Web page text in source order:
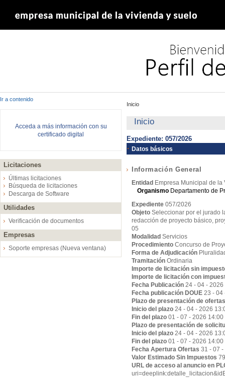
Ir a contenido
Acceda a más información con su
certificado digital
Licitaciones
Últimas licitaciones
Búsqueda de licitaciones
Descarga de Software
Utilidades
Verificación de documentos
Empresas
Soporte empresas (Nueva ventana)
Inicio
Inicio
Expediente: 057/2026
Datos básicos
Información General
Entidad Empresa Municipal de
Organismo Departamento de
Expediente 057/2026
Objeto Seleccionar por el jurado
redacción de proyecto básico,
05
Modalidad Servicios
Procedimiento Concurso de
Forma de Adjudicación
Tramitación Ordinaria
Importe de licitación sin
Importe de licitación con
Fecha Publicación 24 - 04 - 2026
Fecha publicación DOUE 23 - 04
Plazo de presentación de ofertas
Inicio del plazo 24 - 04 - 2026
Fin del plazo 01 - 07 - 2026 14:00
Plazo de presentación de
Inicio del plazo 24 - 04 - 2026
Fin del plazo 01 - 07 - 2026 14:00
Fecha Apertura Ofertas 31 - 07
Valor Estimado Sin Impuestos
URL de acceso al anuncio en